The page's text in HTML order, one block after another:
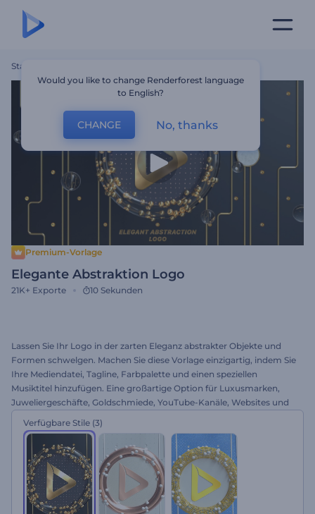
Startseite
Premium-Vorlage
Elegante Abstraktion Logo
21K+ Exporte 10 Sekunden
Lassen Sie Ihr Logo in der zarten Eleganz abstrakter Objekte und
Formen schwelgen. Machen Sie diese Vorlage einzigartig, indem Sie
Ihre Mediendatei, Tagline, Farbpalette und einen speziellen
Musiktitel hinzufügen. Eine großartige Option für Luxusmarken,
Juweliergeschäfte, Goldschmiede, YouTube-Kanäle, Websites und
heute aus!
Verfügbare Stile (3)
Would you like to change Renderforest language
to English?
CHANGE No, thanks